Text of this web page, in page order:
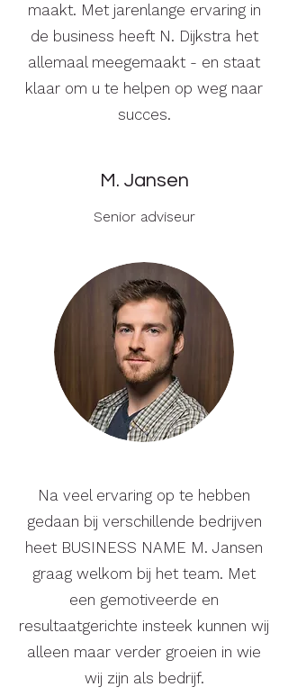
maakt. Met jarenlange ervaring in
de business heeft N. Dijkstra het
allemaal meegemaakt - en staat
klaar om u te helpen op weg naar
succes.
M. Jansen
Senior adviseur
Na veel ervaring op te hebben
gedaan bij verschillende bedrijven
heet BUSINESS NAME M. Jansen
graag welkom bij het team. Met
een gemotiveerde en
resultaatgerichte insteek kunnen wij
alleen maar verder groeien in wie
wij zijn als bedrijf.